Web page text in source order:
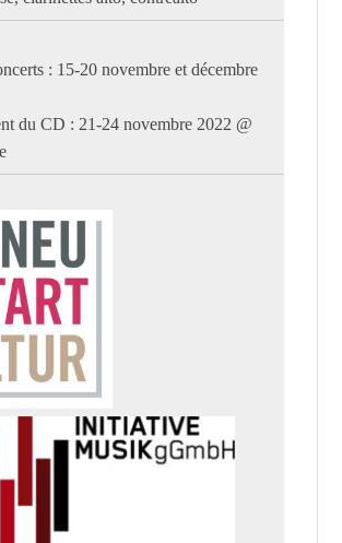
: 15-20 novembre et décembre
du CD : 21-24 novembre 2022 @